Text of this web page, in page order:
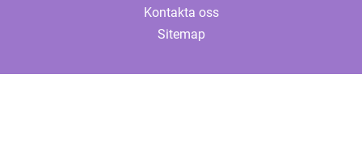
Kontakta oss
Sitemap